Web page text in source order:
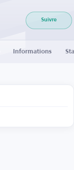
Suivre
Informations